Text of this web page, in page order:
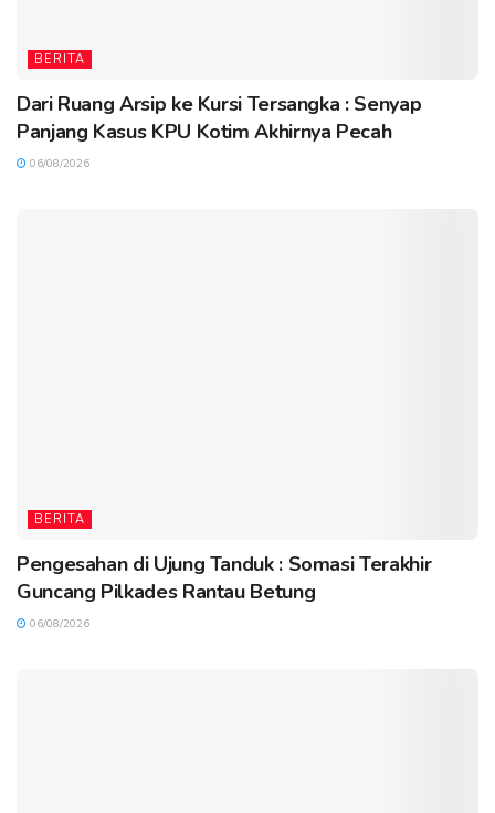
BERITA
Dari Ruang Arsip ke Kursi Tersangka : Senyap
Panjang Kasus KPU Kotim Akhirnya Pecah
06/08/2026
BERITA
Pengesahan di Ujung Tanduk : Somasi Terakhir
Guncang Pilkades Rantau Betung
06/08/2026